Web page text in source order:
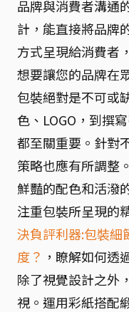
品牌與消費者溝通
計，能直接將品牌
方式呈現給消費者
想要讓您的品牌在
包裝絕對是不可或
色、LOGO，到撰
都至關重要。針對
策略也應有所調整
鮮豔的配色和活潑
注重包裝所呈現的
決負評利器:包裝細
度？ ，瞭解如何透
除了視覺設計之外
視。運用彩紙搭配